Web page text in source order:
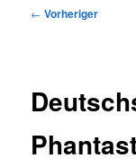
Beitragsnavigation
← Vorheriger